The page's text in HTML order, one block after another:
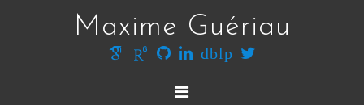
Maxime Guériau
dblp